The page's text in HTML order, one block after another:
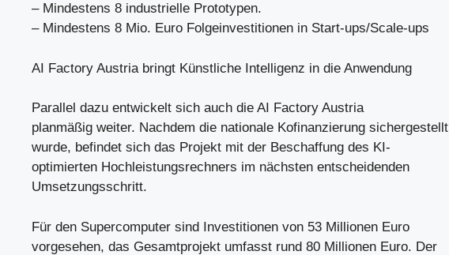
– Mindestens 8 industrielle Prototypen.
– Mindestens 8 Mio. Euro Folgeinvestitionen in Start-ups/Scale-ups
AI Factory Austria bringt Künstliche Intelligenz in die Anwendung
Parallel dazu entwickelt sich auch die AI Factory Austria
planmäßig weiter. Nachdem die nationale Kofinanzierung sichergestellt
wurde, befindet sich das Projekt mit der Beschaffung des KI-
optimierten Hochleistungsrechners im nächsten entscheidenden
Umsetzungsschritt.
Für den Supercomputer sind Investitionen von 53 Millionen Euro
vorgesehen, das Gesamtprojekt umfasst rund 80 Millionen Euro. Der